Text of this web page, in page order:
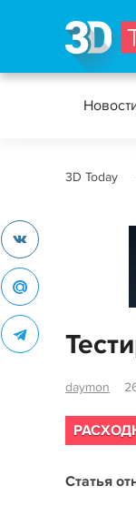
3D Today
daymon
Статья